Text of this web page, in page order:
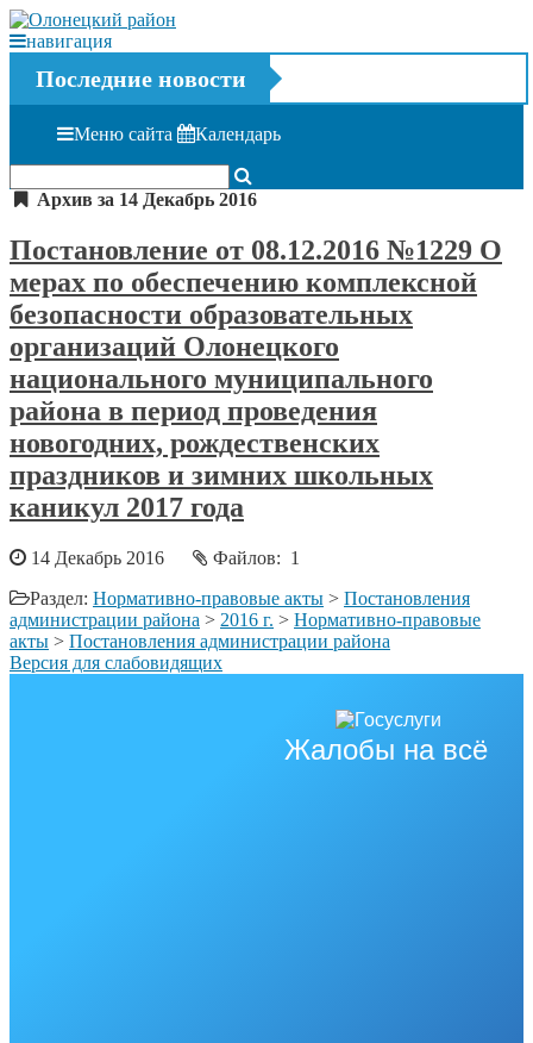
навигация
Последние новости
Меню сайта Календарь
Архив за 14 Декабрь 2016
Постановление от 08.12.2016 №1229 О
мерах по обеспечению комплексной
безопасности образовательных
организаций Олонецкого
национального муниципального
района в период проведения
новогодних, рождественских
праздников и зимних школьных
каникул 2017 года
14 Декабрь 2016
Файлов: 1
Раздел: Нормативно-правовые акты > Постановления
администрации района > 2016 г. > Нормативно-правовые
акты > Постановления администрации района
Версия для слабовидящих
Жалобы на всё